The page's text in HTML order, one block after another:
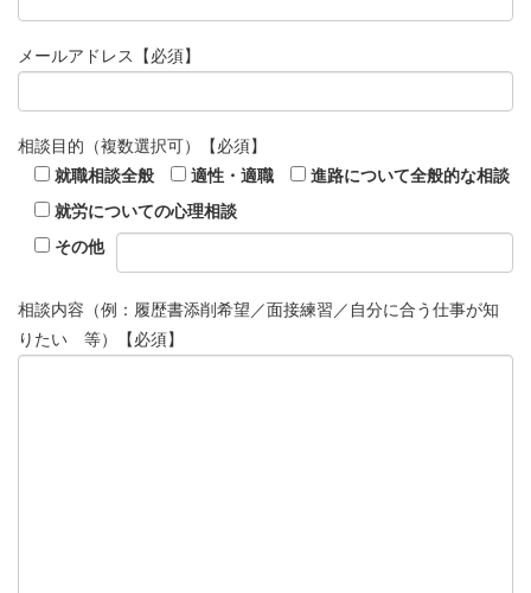
メールアドレス 【必須】
相談目的（複数選択可）
【必須】
就職相談全般
適性・適職
進路について全般的な相談
就労についての心理相談
その他
相談内容（例：履歴書添削希望／面接練習／自分に合う仕事が知
りたい 等）
【必須】